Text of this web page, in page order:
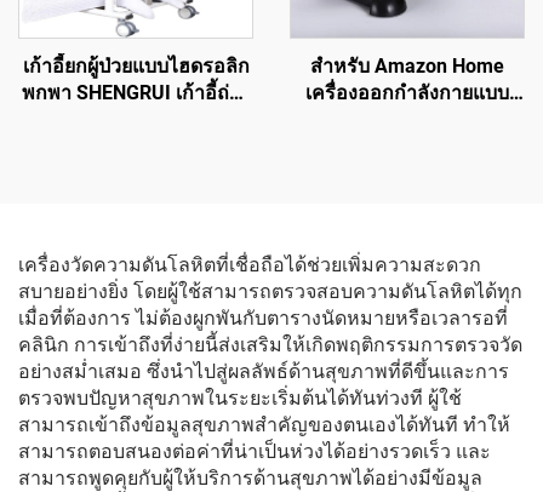
เก้าอี้ยกผู้ป่วยแบบไฮดรอลิก
พกพา SHENGRUI เก้าอี้ถ่าย
สำหรับ Amazon Home
เครื่องออกกำลังกายแบบ
เครื่องวัดความดันโลหิตที่เชื่อถือได้ช่วยเพิ่มความสะดวก
สบายอย่างยิ่ง โดยผู้ใช้สามารถตรวจสอบความดันโลหิตได้ทุก
เมื่อที่ต้องการ ไม่ต้องผูกพันกับตารางนัดหมายหรือเวลารอที่
คลินิก การเข้าถึงที่ง่ายนี้ส่งเสริมให้เกิดพฤติกรรมการตรวจวัด
อย่างสม่ำเสมอ ซึ่งนำไปสู่ผลลัพธ์ด้านสุขภาพที่ดีขึ้นและการ
ตรวจพบปัญหาสุขภาพในระยะเริ่มต้นได้ทันท่วงที ผู้ใช้
สามารถเข้าถึงข้อมูลสุขภาพสำคัญของตนเองได้ทันที ทำให้
สามารถตอบสนองต่อค่าที่น่าเป็นห่วงได้อย่างรวดเร็ว และ
สามารถพูดคุยกับผู้ให้บริการด้านสุขภาพได้อย่างมีข้อมูล